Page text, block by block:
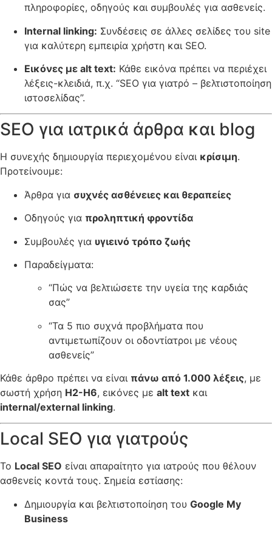
πληροφορίες, οδηγούς και συμβουλές για ασθενείς.
Internal linking: Συνδέσεις σε άλλες σελίδες του site
για καλύτερη εμπειρία χρήστη και SEO.
Εικόνες με alt text: Κάθε εικόνα πρέπει να περιέχει
λέξεις-κλειδιά, π.χ. “SEO για γιατρό – βελτιστοποίηση
ιστοσελίδας”.
SEO για ιατρικά άρθρα και blog
Η συνεχής δημιουργία περιεχομένου είναι κρίσιμη.
Προτείνουμε:
Άρθρα για συχνές ασθένειες και θεραπείες
Οδηγούς για προληπτική φροντίδα
Συμβουλές για υγιεινό τρόπο ζωής
Παραδείγματα:
“Πώς να βελτιώσετε την υγεία της καρδιάς
σας”
“Τα 5 πιο συχνά προβλήματα που
αντιμετωπίζουν οι οδοντίατροι με νέους
ασθενείς”
Κάθε άρθρο πρέπει να είναι πάνω από 1.000 λέξεις, με
σωστή χρήση H2-H6, εικόνες με alt text και
internal/external linking.
Local SEO για γιατρούς
Το Local SEO είναι απαραίτητο για ιατρούς που θέλουν
ασθενείς κοντά τους. Σημεία εστίασης:
Δημιουργία και βελτιστοποίηση του Google My
Business